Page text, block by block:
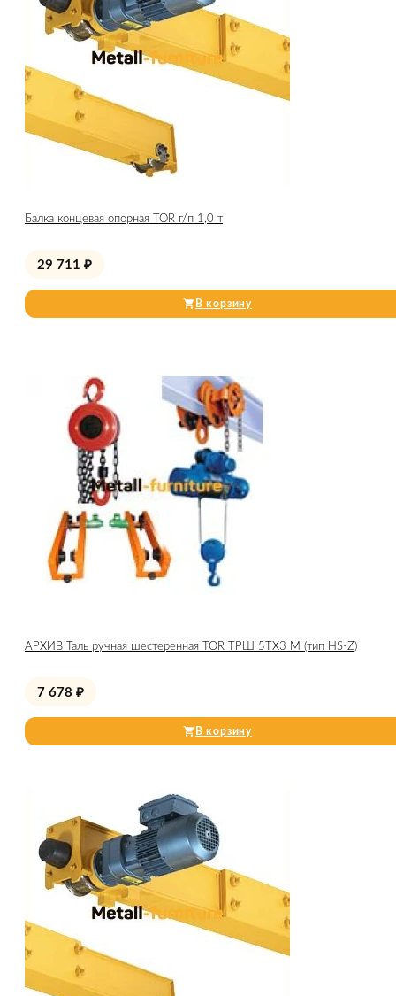
Балка концевая опорная TOR г/п 1,0 т
29 711 ₽
В корзину
АРХИВ Таль ручная шестеренная TOR ТРШ 5ТХ3 М (тип HS-Z)
7 678 ₽
В корзину